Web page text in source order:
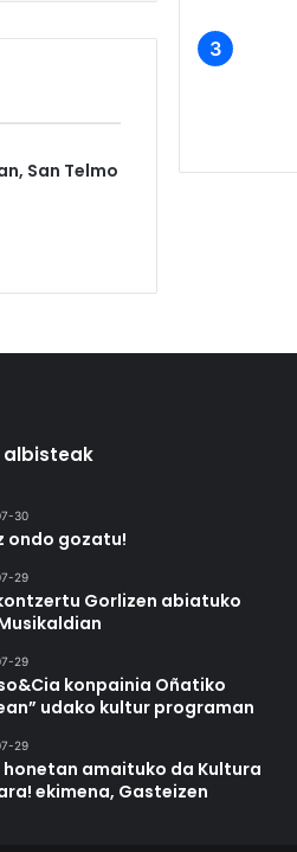
San Telmo
albisteak
30
ondo gozatu!
29
Gorlizen abiatuko
29
konpainia Oñatiko
udako kultur programan
29
honetan amaituko da Kultura
ekimena, Gasteizen